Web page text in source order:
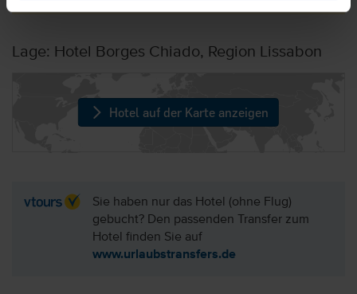
Lage: Hotel Borges Chiado, Region Lissabon
Hotel auf der Karte anzeigen
Sie haben nur das Hotel (ohne Flug)
gebucht? Den passenden Transfer zum
Hotel finden Sie auf
www.urlaubstransfers.de